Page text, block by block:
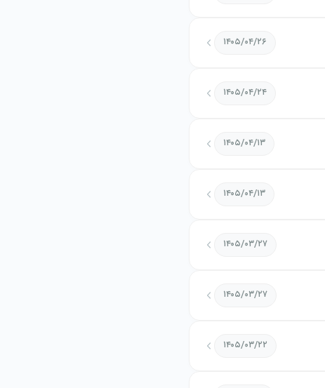
۱۴۰۵/۰۴/۲۶
۱۴۰۵/۰۴/۲۴
۱۴۰۵/۰۴/۱۳
۱۴۰۵/۰۴/۱۳
۱۴۰۵/۰۳/۲۷
۱۴۰۵/۰۳/۲۷
۱۴۰۵/۰۳/۲۲